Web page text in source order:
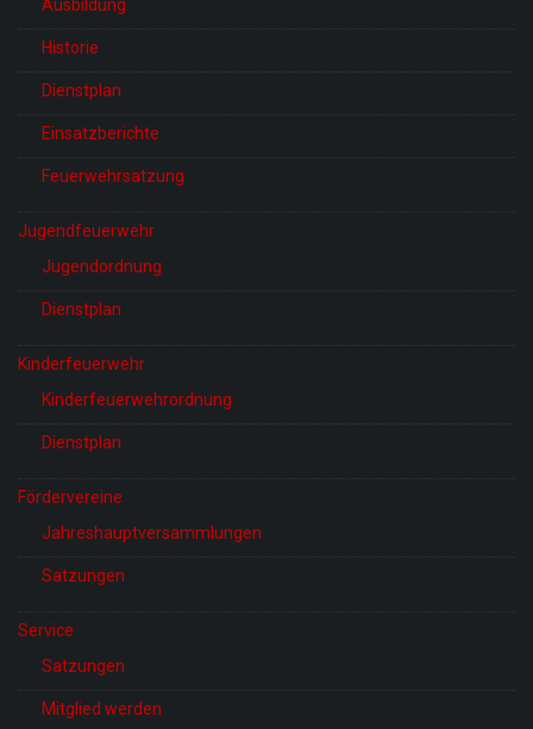
Ausbildung
Historie
Dienstplan
Einsatzberichte
Feuerwehrsatzung
Jugendfeuerwehr
Jugendordnung
Dienstplan
Kinderfeuerwehr
Kinderfeuerwehrordnung
Dienstplan
Fördervereine
Jahreshauptversammlungen
Satzungen
Service
Satzungen
Mitglied werden